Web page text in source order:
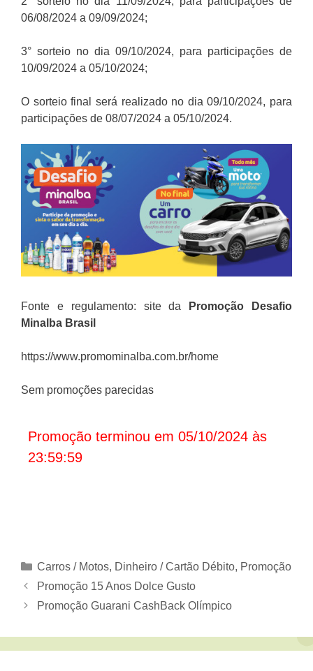
06/08/2024 a 09/09/2024;
3° sorteio no dia 09/10/2024, para participações de
10/09/2024 a 05/10/2024;
O sorteio final será realizado no dia 09/10/2024, para
participações de 08/07/2024 a 05/10/2024.
Fonte e regulamento: site da Promoção
Desafio
Minalba Brasil
https://www.promominalba.com.br/home
Sem promoções parecidas
Promoção terminou em 05/10/2024 às
23:59:59
Categorias
Carros / Motos, Dinheiro / Cartão Débito, Promoção
Promoção 15 Anos Dolce Gusto
Promoção Guarani CashBack Olímpico